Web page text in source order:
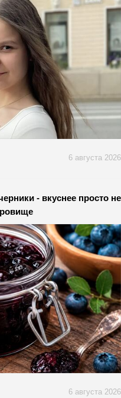
6 августа 2026
- вкуснее просто не
6 августа 2026